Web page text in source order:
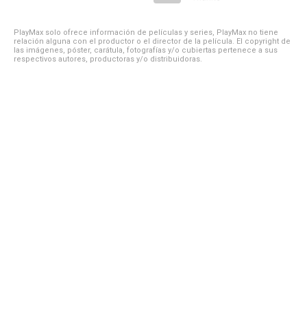
PlayMax solo ofrece información de películas y series, PlayMax no tiene
relación alguna con el productor o el director de la película. El copyright de
las imágenes, póster, carátula, fotografías y/o cubiertas pertenece a sus
respectivos autores, productoras y/o distribuidoras.